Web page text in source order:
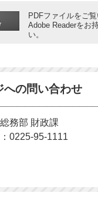
PDFファイルをご
Adobe Readerをお
い。
への問い合わせ
務部 財政課
0225-95-1111